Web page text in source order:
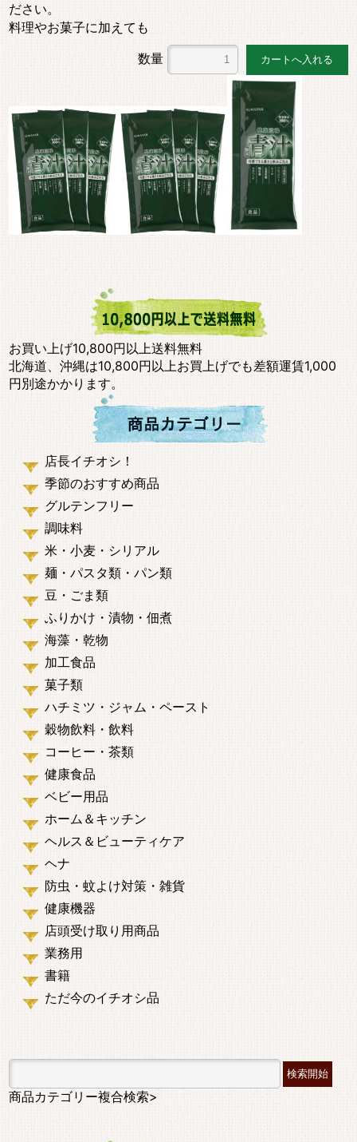
ださい。
料理やお菓子に加えても
数量
お買い上げ10,800円以上送料無料
北海道、沖縄は10,800円以上お買上げでも差額運賃1,000
円別途かかります。
店長イチオシ！
季節のおすすめ商品
グルテンフリー
調味料
米・小麦・シリアル
麺・パスタ類・パン類
豆・ごま類
ふりかけ・漬物・佃煮
海藻・乾物
加工食品
菓子類
ハチミツ・ジャム・ペースト
穀物飲料・飲料
コーヒー・茶類
健康食品
ベビー用品
ホーム＆キッチン
ヘルス＆ビューティケア
ヘナ
防虫・蚊よけ対策・雑貨
健康機器
店頭受け取り用商品
業務用
書籍
ただ今のイチオシ品
商品カテゴリー複合検索>